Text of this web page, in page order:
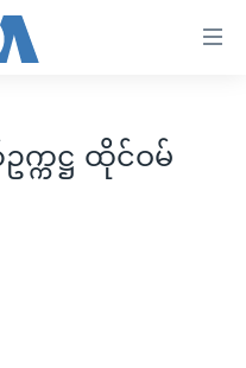
ကဋ္ဌ ထိုင်ဝမ်